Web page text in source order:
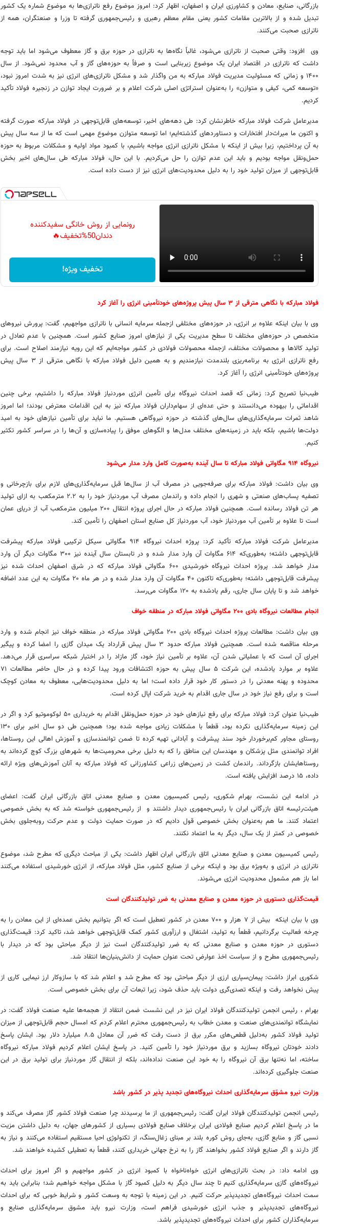
بازرگانی، صنایع، معادن و کشاورزی ایران و اصفهان، اظهار کرد: امروز موضوع رفع ناترازی‌ها به موضوع شماره یک کشور
تبدیل شده و از بالاترین مقامات کشور یعنی مقام معظم رهبری و رئیس‌جمهوری گرفته تا وزرا و صنعتگران، همه از
ناترازی صحبت می‌کنند.
وی افزود: وقتی صحبت از ناترازی می‌شود، غالباً نگاه‌ها به ناترازی در حوزه برق و گاز معطوف می‌شود اما باید توجه
داشت که ناترازی در اقتصاد ایران یک موضوع زیربنایی است و صرفاً به حوزه‌های گاز و آب محدود نمی‌شود. از سال
۱۴۰۰ و زمانی که مسئولیت مدیریت فولاد مبارکه به من واگذار شد و مشکل ناترازی‌های انرژی نیز به شدت امروز نبود،
«توسعه کمی، کیفی و متوازن» را به‌عنوان استراتژی اصلی شرکت اعلام و بر ضرورت ایجاد توازن در زنجیره فولاد تأکید
کردیم.
مدیرعامل شرکت فولاد مبارکه خاطرنشان کرد: طی دهه‌های اخیر، توسعه‌های قابل‌توجهی در فولاد مبارکه صورت گرفته
و اکنون ما میراث‌دار افتخارات و دستاوردهای گذشته‌ایم؛ اما توسعه متوازن موضوع مهمی است که ما از سه سال پیش
به آن پرداختیم، زیرا بیش از اینکه با مشکل ناترازی انرژی مواجه باشیم، با کمبود مواد اولیه و مشکلات مربوط به حوزه
حمل‌ونقل مواجه بودیم و باید این عدم توازن را حل می‌کردیم. با این حال، فولاد مبارکه طی سال‌های اخیر بخش
قابل‌توجهی از میزان تولید خود را به دلیل محدودیت‌های انرژی نیز از دست داده است.
رونمایی از روش خانگی سفیدکننده
دندان50%تخفیف🔥
تخفیف ویژه!
فولاد مبارکه با نگاهی مترقی از ۳ سال پیش پروژه‌های خودتأمینی انرژی را آغاز کرد
وی با بیان اینکه علاوه بر انرژی، در حوزه‌های مختلفی ازجمله سرمایه انسانی با ناترازی مواجهیم، گفت: پرورش نیروهای
متخصص در حوزه‌های مختلف تا سطح مدیریت یکی از نیازهای امروز صنایع کشور است. همچنین با عدم تعادل در
تولید کالاها و محصولات مختلف، ازجمله محصولات فولادی در کشور مواجه‌ایم که این رویه نیازمند اصلاح است. برای
رفع ناترازی انرژی به برنامه‌ریزی بلندمدت نیازمندیم و به همین دلیل فولاد مبارکه با نگاهی مترقی از ۳ سال پیش
پروژه‌های خودتأمینی انرژی را آغاز کرد.
طیب‌نیا تصریح کرد: زمانی که قصد احداث نیروگاه برای تأمین انرژی موردنیاز فولاد مبارکه را داشتیم، برخی چنین
اقداماتی را بیهوده می‌دانستند و حتی عده‌ای از سهام‌داران فولاد مبارکه نیز به این اقدامات معترض بودند؛ اما امروز
شاهد ثمرات سرمایه‌گذاری‌های سال‌های گذشته در حوزه نیروگاهی هستیم. ما نباید برای تأمین نیازهای خود به امید
دولت‌ها باشیم، بلکه باید در زمینه‌های مختلف مدل‌ها و الگوهای موفق را پیاده‌سازی و آن‌ها را در سراسر کشور تکثیر
کنیم.
نیروگاه ۹۱۴ مگاواتی فولاد مبارکه تا سال آینده به‌صورت کامل وارد مدار می‌شود
وی بیان داشت: فولاد مبارکه برای صرفه‌جویی در مصرف آب از سال‌ها قبل سرمایه‌گذاری‌های لازم برای بازچرخانی و
تصفیه پساب‌های صنعتی و شهری را انجام داده و راندمان مصرف آب موردنیاز خود را به ۲.۲ مترمکعب به ازای تولید
هر تن فولاد رسانده است. همچنین فولاد مبارکه در حال اجرای پروژه انتقال ۲۰۰ میلیون مترمکعب آب از دریای عمان
است تا علاوه بر تأمین آب موردنیاز خود، آب موردنیاز کل صنایع استان اصفهان را تأمین کند.
مدیرعامل شرکت فولاد مبارکه تأکید کرد: پروژه احداث نیروگاه ۹۱۴ مگاواتی سیکل ترکیبی فولاد مبارکه پیشرفت
قابل‌توجهی داشته؛ به‌طوری‌که ۶۱۴ مگاوات آن وارد مدار شده و در تابستان سال آینده نیز ۳۰۰ مگاوات دیگر آن وارد
مدار خواهد شد. پروژه احداث نیروگاه خورشیدی ۶۰۰ مگاواتی فولاد مبارکه که در شرق اصفهان احداث شده نیز
پیشرفت قابل‌توجهی داشته؛ به‌طوری‌که تاکنون ۴۰ مگاوات آن وارد مدار شده و در هر ماه ۲۰ مگاوات به این عدد اضافه
خواهد شد و تا پایان سال جاری، رقم یادشده به ۱۲۰ مگاوات می‌رسد.
انجام مطالعات نیروگاه بادی ۲۰۰ مگاواتی فولاد مبارکه در منطقه خواف
وی بیان داشت: مطالعات پروژه احداث نیروگاه بادی ۲۰۰ مگاواتی فولاد مبارکه در منطقه خواف نیز انجام شده و وارد
مرحله مناقصه شده است. همچنین فولاد مبارکه حدود ۳ سال پیش قرارداد یک میدان گازی را امضا کرده و پیگیر
اجرای آن است که با عملیاتی شدن آن، علاوه بر تأمین نیاز خود، گاز مازاد را در اختیار شبکه سراسری قرار می‌دهد.
علاوه بر موارد یادشده، این شرکت ۵ سال پیش به حوزه اکتشافات ورود پیدا کرده و در حال حاضر مطالعات ۷۱
محدوده و پهنه معدنی را در دستور کار خود قرار داده است؛ اما به دلیل محدودیت‌هایی، معطوف به معادن کوچک
است و برای رفع نیاز خود در سال جاری اقدام به خرید شرکت اپال کرده است.
طیب‌نیا عنوان کرد: فولاد مبارکه برای رفع نیازهای خود در حوزه حمل‌ونقل اقدام به خریداری ۵۰ لوکوموتیو کرد و اگر در
این زمینه سرمایه‌گذاری نکرده بود، قطعاً با مشکلات زیادی مواجه شده بود؛ همچنین طی دو سال اخیر برای ۱۳۰
روستای مجاور کم‌برخوردار خود سند پیشرفت و آبادانی تهیه کرده تا ضمن توانمندسازی و آموزش اهالی این روستاها،
افراد توانمندی مثل پزشکان و مهندسان این مناطق را که به دلیل برخی محرومیت‌ها به شهرهای بزرگ کوچ کرده‌اند به
روستاهایشان بازگرداند. راندمان کشت در زمین‌های زراعی کشاورزانی که فولاد مبارکه به آنان آموزش‌های ویژه ارائه
داده، ۱۵ درصد افزایش یافته است.
در ادامه این نشست، بهرام شکوری، رئیس کمیسیون معدن و صنایع معدنی اتاق بازرگانی ایران گفت: اعضای
هیئت‌رئیسه اتاق بازرگانی ایران با رئیس‌جمهوری دیدار داشتند و از رئیس‌جمهوری خواسته شد که به بخش خصوصی
اعتماد کنند. ما هم به‌عنوان بخش خصوصی قول دادیم که در صورت حمایت دولت و عدم حرکت روبه‌جلوی بخش
خصوصی در کمتر از یک سال، دیگر به ما اعتماد نکنند.
رئیس کمیسیون معدن و صنایع معدنی اتاق بازرگانی ایران اظهار داشت: یکی از مباحث دیگری که مطرح شد، موضوع
ناترازی در انرژی و به‌ویژه برق بود و اینکه برخی از صنایع کشور، مثل فولاد مبارکه، از انرژی خورشیدی استفاده می‌کنند
اما باز هم مشمول محدودیت انرژی می‌شوند.
قیمت‌گذاری دستوری در حوزه معدن و صنایع معدنی به ضرر تولیدکنندگان است
وی با بیان اینکه بیش از ۷ هزار و ۷۰۰ معدن در کشور تعطیل است که اگر بتوانیم بخش عمده‌ای از این معادن را به
چرخه فعالیت برگردانیم، قطعاً به تولید، اشتغال و ارزآوری کشور کمک قابل‌توجهی خواهد شد، تاکید کرد: قیمت‌گذاری
دستوری در حوزه معدن و صنایع معدنی که به ضرر تولیدکنندگان است نیز از دیگر مباحثی بود که در دیدار با
رئیس‌جمهوری مطرح و از سیاست اخذ عوارض تحت عنوان حمایت از دانش‌بنیان‌ها انتقاد شد.
شکوری ابراز داشت: پیمان‌سپاری ارزی از دیگر مباحثی بود که مطرح شد و اعلام شد که با سازوکار ارز نیمایی کاری از
پیش نخواهد رفت و اینکه تصدی‌گری دولت باید حذف شود، زیرا تبعات آن برای بخش خصوصی است.
بهرام ، رئیس انجمن تولیدکنندگان فولاد ایران نیز در این نشست ضمن انتقاد از هجمه‌ها علیه صنعت فولاد گفت: در
نمایشگاه توانمندی‌های صنعت و معدن خطاب به رئیس‌جمهوری محترم اعلام کردم که امسال حجم قابل‌توجهی از میزان
تولید فولاد کشور به‌دلیل قطعی‌های مکرر برق از دست رفت که ضرر آن معادل ۸.۵ میلیارد دلار بود. ایشان پاسخ
دادند خودتان نیروگاه بسازید و برق موردنیاز خود را تأمین کنید. در پاسخ ایشان اعلام کردیم فولاد مبارکه نیروگاه
ساخته، اما نه‌تنها برق آن نیروگاه را به خود این صنعت نداده‌اند، بلکه از انتقال گاز موردنیاز برای تولید برق در این
صنعت جلوگیری کرده‌اند.
وزارت نیرو مشوّق سرمایه‌گذاری احداث نیروگاه‌های تجدید پذیر در کشور باشد
رئیس انجمن تولیدکنندگان فولاد ایران گفت: رئیس‌جمهوری از ما پرسیدند چرا صنعت فولاد کشور گاز مصرف می‌کند و
ما در پاسخ اعلام کردیم صنایع فولادی ایران برخلاف صنایع فولادی بسیاری از کشورهای جهان، به دلیل داشتن مزیت
نسبی گاز و منابع گازی، به‌جای روش کوره بلند بر مبنای زغال‌سنگ، از تکنولوژی احیا مستقیم استفاده می‌کنند و نیاز به
گاز دارند و اگر صنایع فولاد کشور بخواهند گاز را به نرخ جهانی خریداری کنند، قطعاً به تعطیلی کشیده خواهند شد.
وی ادامه داد: در بحث ناترازی‌های انرژی خواه‌ناخواه با کمبود انرژی در کشور مواجهیم و اگر امروز برای احداث
نیروگاه‌های گازی سرمایه‌گذاری کنیم تا چند سال دیگر به دلیل کمبود گاز با مشکل مواجه خواهیم شد؛ بنابراین باید به
سمت احداث نیروگاه‌های تجدیدپذیر حرکت کنیم. در این زمینه با توجه به وسعت کشور و شرایط خوبی که برای احداث
نیروگاه‌های تجدیدپذیر و جذب انرژی خورشیدی فراهم است، وزارت نیرو باید مشوق سرمایه‌گذاری صنایع و
سرمایه‌گذاران کشور برای احداث نیروگاه‌های تجدیدپذیر باشد.